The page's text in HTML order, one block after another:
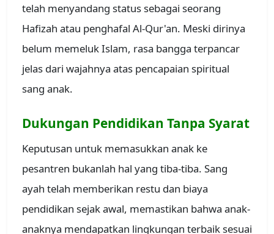
telah menyandang status sebagai seorang
Hafizah atau penghafal Al-Qur'an. Meski dirinya
belum memeluk Islam, rasa bangga terpancar
jelas dari wajahnya atas pencapaian spiritual
sang anak.
Dukungan Pendidikan Tanpa Syarat
Keputusan untuk memasukkan anak ke
pesantren bukanlah hal yang tiba-tiba. Sang
ayah telah memberikan restu dan biaya
pendidikan sejak awal, memastikan bahwa anak-
anaknya mendapatkan lingkungan terbaik sesuai